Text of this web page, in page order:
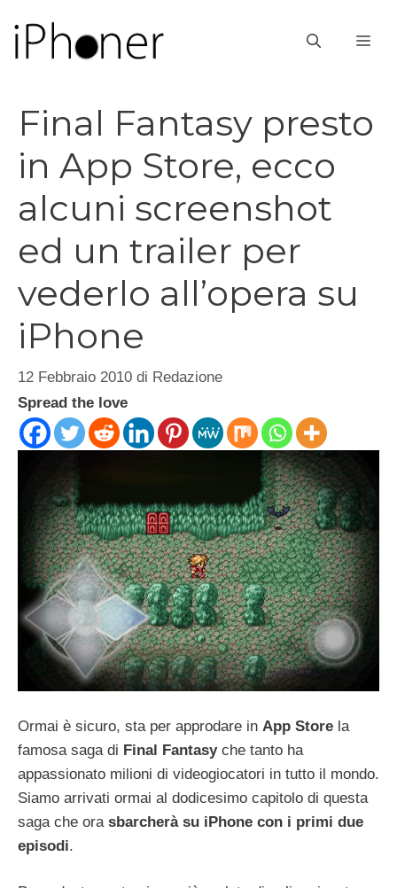
contenuto
Final Fantasy presto
in App Store, ecco
alcuni screenshot
ed un trailer per
vederlo all’opera su
iPhone
12 Febbraio 2010 di Redazione
Spread the love
Ormai è sicuro, sta per approdare in App Store la
famosa saga di Final Fantasyche tanto ha
appassionato milioni di videogiocatori in tutto il mondo.
Siamo arrivati ormai al dodicesimo capitolo di questa
saga che ora sbarcherà su iPhone con i primi due
episodi.